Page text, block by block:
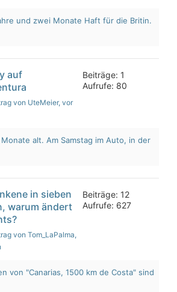
und zwei Monate Haft für die Britin.
auf
von UteMeier, vor
Beiträge: 1
Aufrufe: 80
alt. Am Samstag im Auto, in der
in sieben
warum ändert
von Tom_LaPalma,
Beiträge: 12
Aufrufe: 627
von "Canarias, 1500 km de Costa" sind